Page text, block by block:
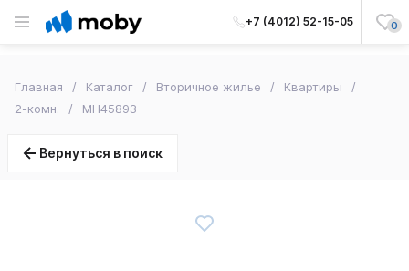
+7 (4012) 52-15-05 0
Главная Каталог Вторичное жилье
Квартиры
2-комн.
MH45893
Вернуться в поиск